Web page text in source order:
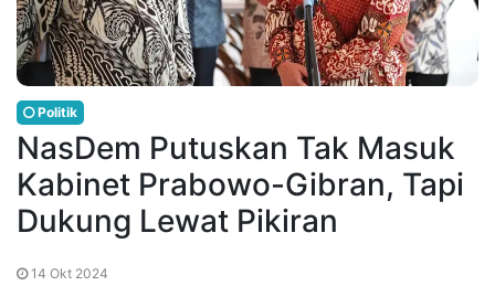
Politik
NasDem Putuskan Tak Masuk
Kabinet Prabowo-Gibran, Tapi
Dukung Lewat Pikiran
14 Okt 2024